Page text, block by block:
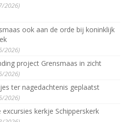
2026)
ook aan de orde bij koninklijk
2026)
project Grensmaas in zicht
2026)
ter nagedachtenis geplaatst
2026)
excursies kerkje Schipperskerk